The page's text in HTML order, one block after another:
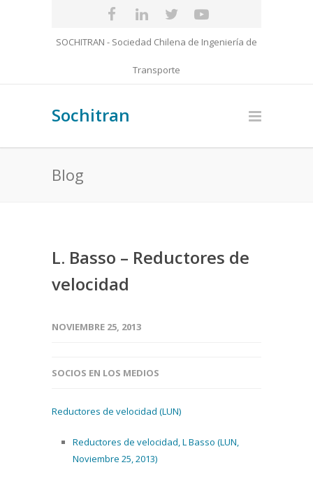
SOCHITRAN - Sociedad Chilena de Ingeniería de
Transporte
Sochitran
Blog
L. Basso – Reductores de
velocidad
NOVIEMBRE 25, 2013
SOCIOS EN LOS MEDIOS
Reductores de velocidad (LUN)
Reductores de velocidad, L Basso (LUN,
Noviembre 25, 2013)